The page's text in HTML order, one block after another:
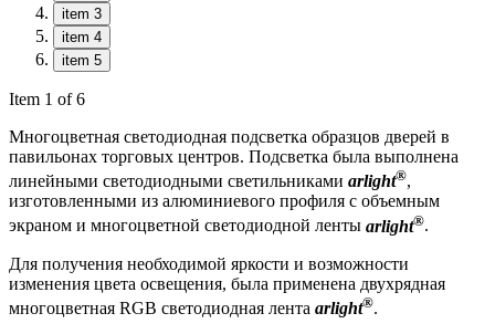
item 3
item 4
item 5
Item 1 of 6
Многоцветная светодиодная подсветка образцов дверей в
павильонах торговых центров. Подсветка была выполнена
линейными светодиодными светильниками arlight®,
изготовленными из алюминиевого профиля с объемным
экраном и многоцветной светодиодной ленты arlight®.
Для получения необходимой яркости и возможности
изменения цвета освещения, была применена двухрядная
многоцветная RGB светодиодная лента arlight®.